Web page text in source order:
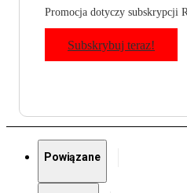
Promocja dotyczy subskrypcji
Subskrybuj teraz!
Powiązane